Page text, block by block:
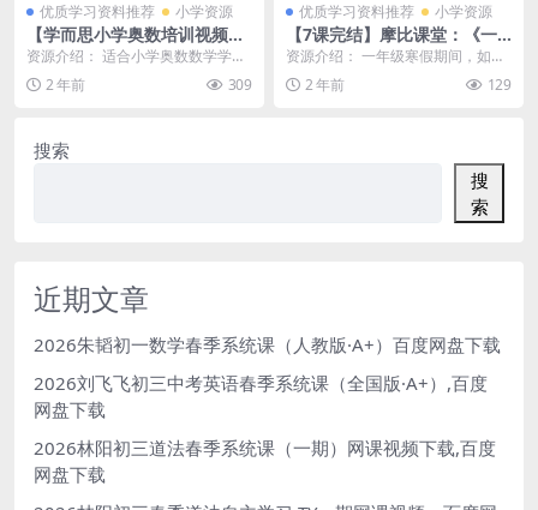
优质学习资料推荐 小学资源
【学而思小学奥数培训视频】
小学奥数七大专题（应用题）
培训课MP4视频百度网盘下
载，小学奥数应用题课程
资源介绍： 适合小学奥数数学学习
的视频课程推荐什么好，小学生的
数学思维要一定要跟...
2 年前 309
优质学习资料推荐 小学资源
【7课完结】摩比课堂：《一
年级寒假班语文》 小何老师，
MP4视频课程百度网盘下载
资源介绍： 一年级寒假期间，如何
进行一升二的预习和学习，其实寒
假时间可以用来巩固...
2 年前 129
搜索
搜
索
近期文章
2026朱韬初一数学春季系统课（人教版·A+）百度网盘下载
2026刘飞飞初三中考英语春季系统课（全国版·A+）,百度
网盘下载
2026林阳初三道法春季系统课（一期）网课视频下载,百度
网盘下载